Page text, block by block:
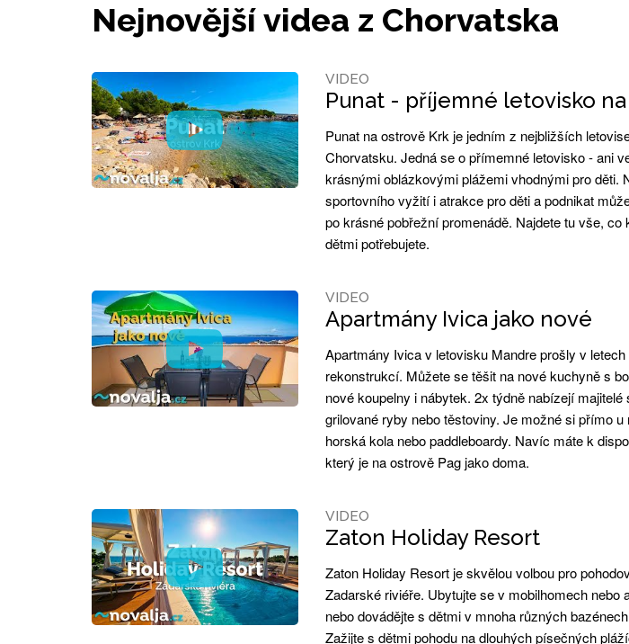
Nejnovější videa z Chorvatska
VIDEO
Punat - příjemné letovisko
Punat na ostrově Krk je jedním z nejbližších
Chorvatsku. Jedná se o přímemné letovisko - ani
krásnými oblázkovými plážemi vhodnými pro děti.
sportovního vyžití i atrakce pro děti a podnikat
po krásné pobřežní promenádě. Najdete tu vše, co
dětmi potřebujete.
VIDEO
Apartmány Ivica jako nové
Apartmány Ivica v letovisku Mandre prošly v letech
rekonstrukcí. Můžete se těšit na nové kuchyně s
nové koupelny i nábytek. 2x týdně nabízejí
grilované ryby nebo těstoviny. Je možné si přímo u
horská kola nebo paddleboardy. Navíc máte k
který je na ostrově Pag jako doma.
VIDEO
Zaton Holiday Resort
Zaton Holiday Resort je skvělou volbou pro
Zadarské riviéře. Ubytujte se v mobilhomech nebo
nebo dovádějte s dětmi v mnoha různých
Zažijte s dětmi pohodu na dlouhých písečných